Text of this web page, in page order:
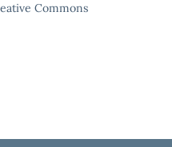
Commons